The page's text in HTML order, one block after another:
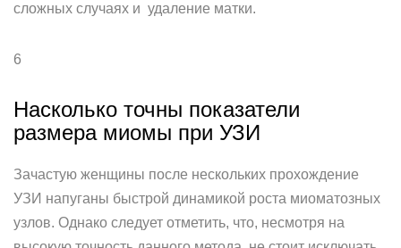
сложных случаях и удаление матки.
6
Насколько точны показатели
размера миомы при УЗИ
Зачастую женщины после нескольких прохождение
УЗИ напуганы быстрой динамикой роста миоматозных
узлов. Однако следует отметить, что, несмотря на